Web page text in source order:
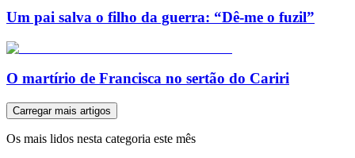
Um pai salva o filho da guerra: “Dê-me o fuzil”
O martírio de Francisca no sertão do Cariri
Carregar mais artigos
Os mais lidos nesta categoria este mês